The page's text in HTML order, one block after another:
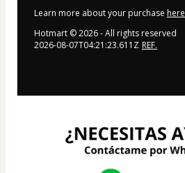
Learn more about your purchase here
Hotmart ©2026- All rights reserved
2026-08-07T04:21:23.611Z REF.